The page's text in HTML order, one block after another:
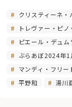
クリスティーネ・
トレヴァー・ピノ
ピエール・デュム
ぶらあぼ2024年1
マンディ・フリー
平野和
湯川